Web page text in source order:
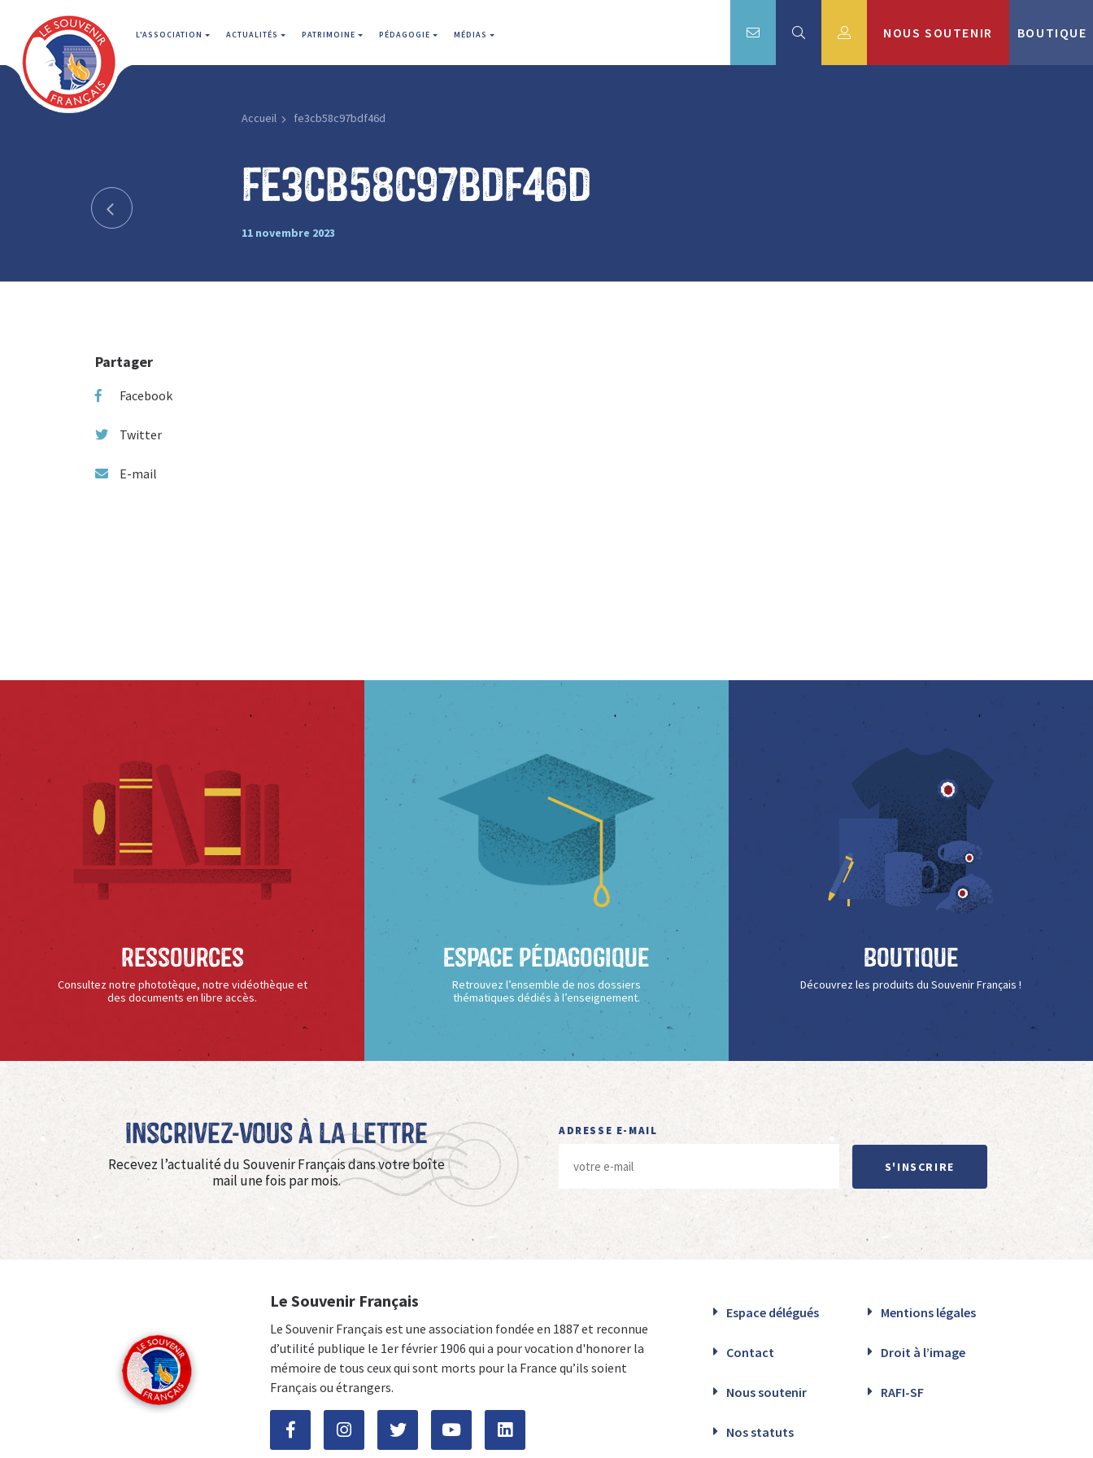
L'ASSOCIATION ACTUALITÉS PATRIMOINE PÉDAGOGIE MÉDIAS NOUS SOUTENIR BOUTIQUE
Accueil fe3cb58c97bdf46d
fe3cb58c97bdf46d
11 novembre 2023
Partager
Facebook
Twitter
E-mail
Ressources
Consultez notre phototèque, notre vidéothèque et
des documents en libre accès.
Espace Pédagogique
Retrouvez l’ensemble de nos dossiers
thématiques dédiés à l’enseignement.
Boutique
Découvrez les produits du Souvenir Français !
Inscrivez-vous à La Lettre
Recevez l’actualité du Souvenir Français dans votre boîte
mail une fois par mois.
ADRESSE E-MAIL
S'INSCRIRE
Le Souvenir Français
Le Souvenir Français est une association fondée en 1887 et reconnue
d’utilité publique le 1er février 1906 qui a pour vocation d'honorer la
mémoire de tous ceux qui sont morts pour la France qu’ils soient
Français ou étrangers.
Espace délégués Mentions légales
Contact Droit à l’image
Nous soutenir RAFI-SF
Nos statuts